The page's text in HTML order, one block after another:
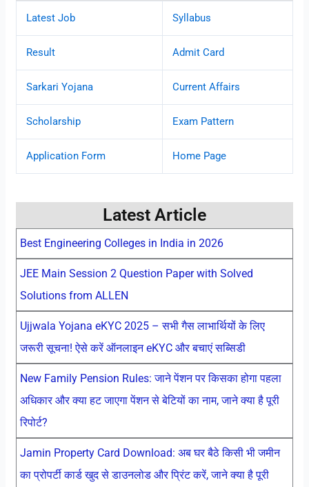
Latest Job Syllabus
Result Admit Card
Sarkari Yojana Current Affairs
Scholarship Exam Pattern
Application Form Home Page
Latest Article
Best Engineering Colleges in India in 2026
JEE Main Session 2 Question Paper with Solved
Solutions from ALLEN
Ujjwala Yojana eKYC 2025 – सभी गैस लाभार्थियों के लिए
जरूरी सूचना! ऐसे करें ऑनलाइन eKYC और बचाएं सब्सिडी
New Family Pension Rules: जाने पेंशन पर किसका होगा पहला
अधिकार और क्या हट जाएगा पेंशन से बेटियों का नाम, जाने क्या है पूरी
रिपोर्ट?
Jamin Property Card Download: अब घर बैठे किसी भी जमीन
का प्रोपर्टी कार्ड खुद से डाउनलोड और प्रिंट करें, जाने क्या है पूरी